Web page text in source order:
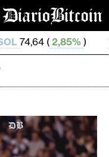
) TRX0,327 514 (